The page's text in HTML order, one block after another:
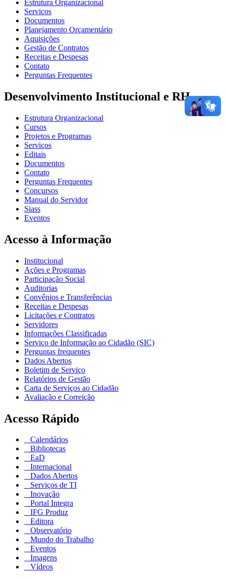
Estrutura Organizacional
Serviços
Documentos
Planejamento Orçamentário
Aquisições
Gestão de Contratos
Receitas e Despesas
Contato
Perguntas Frequentes
Desenvolvimento Institucional e RH
Estrutura Organizacional
Cursos
Projetos e Programas
Serviços
Editais
Documentos
Contato
Perguntas Frequentes
Concursos
Manual do Servidor
Siass
Eventos
Acesso à Informação
Institucional
Ações e Programas
Participação Social
Auditorias
Convênios e Transferências
Receitas e Despesas
Licitações e Contratos
Servidores
Informações Classificadas
Serviço de Informação ao Cidadão (SIC)
Perguntas frequentes
Dados Abertos
Boletim de Serviço
Relatórios de Gestão
Carta de Serviços ao Cidadão
Avaliação e Correição
Acesso Rápido
Calendários
Bibliotecas
EaD
Internacional
Dados Abertos
Serviços de TI
Inovação
Portal Integra
IFG Produz
Editora
Observatório
Mundo do Trabalho
Eventos
Imagens
Vídeos